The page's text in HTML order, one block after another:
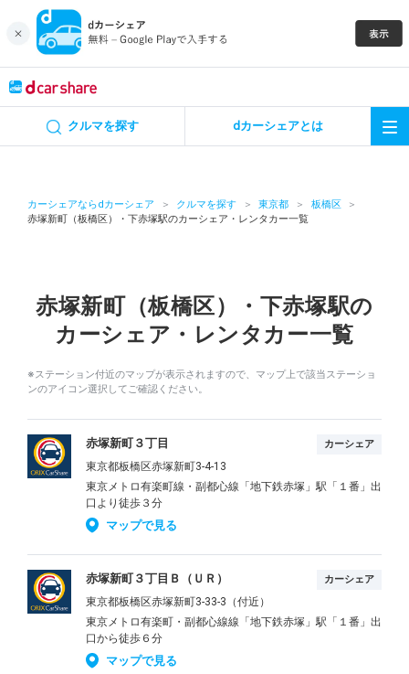
クルマを探す dカーシェアとは
カーシェアならdカーシェア クルマを探す 東京都
板橋区
赤塚新町（板橋区）・下赤塚駅のカーシェア・レンタカー一覧
赤塚新町（板橋区）・下赤塚駅の
カーシェア・レンタカー一覧
※ステーション付近のマップが表示されますので、マップ上で該当ステーショ
ンのアイコン選択してご確認ください。
赤塚新町３丁目 カーシェア
東京都板橋区赤塚新町3-4-13
東京メトロ有楽町線・副都心線「地下鉄赤塚」駅「１番」出
口より徒歩３分
マップで見る
赤塚新町３丁目Ｂ（ＵＲ） カーシェア
東京都板橋区赤塚新町3-33-3（付近）
東京メトロ有楽町・副都心線線「地下鉄赤塚」駅「１番」出
口から徒歩６分
マップで見る
カーシェア
特集
アプリの使い方